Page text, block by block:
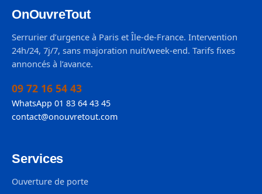
OnOuvreTout
Serrurier d’urgence à Paris et Île-de-France. Intervention
24h/24, 7j/7, sans majoration nuit/week-end. Tarifs fixes
annoncés à l’avance.
09 72 16 54 43
WhatsApp 01 83 64 43 45
contact@onouvretout.com
Services
Ouverture de porte